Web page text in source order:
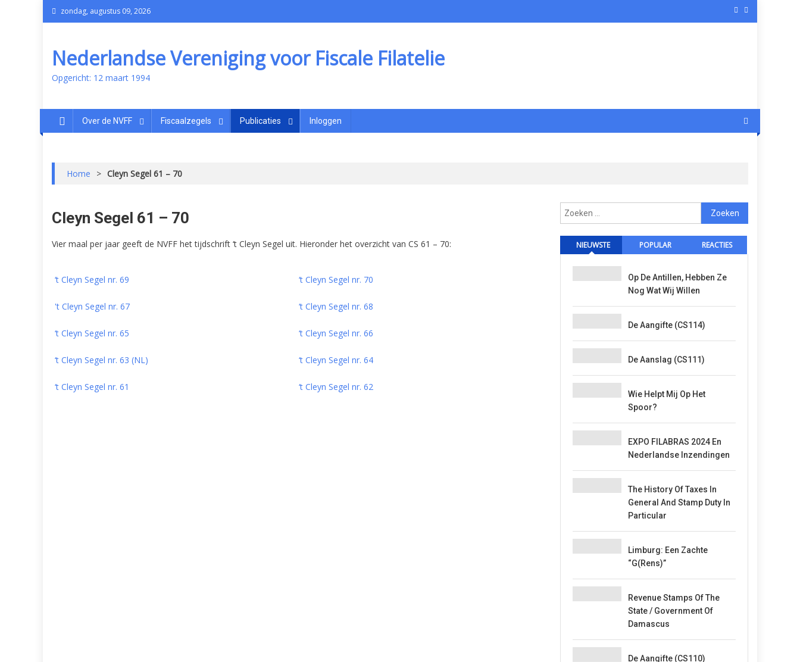
zondag, augustus 09, 2026
Nederlandse Vereniging voor Fiscale Filatelie
Opgericht: 12 maart 1994
Over de NVFF Fiscaalzegels Publicaties Inloggen
Home > Cleyn Segel 61 – 70
Cleyn Segel 61 – 70
Vier maal per jaar geeft de NVFF het tijdschrift ‘t Cleyn Segel uit. Hieronder het overzicht van CS 61 – 70:
‘t Cleyn Segel nr. 69 ‘t Cleyn Segel nr. 70
't Cleyn Segel nr. 67 ‘t Cleyn Segel nr. 68
‘t Cleyn Segel nr. 65 ‘t Cleyn Segel nr. 66
‘t Cleyn Segel nr. 63 (NL) ‘t Cleyn Segel nr. 64
‘t Cleyn Segel nr. 61 ‘t Cleyn Segel nr. 62
Zoeken
naar:
NIEUWSTE POPULAR REACTIES
Op De Antillen, Hebben Ze
Nog Wat Wij Willen
De Aangifte (CS114)
De Aanslag (CS111)
Wie Helpt Mij Op Het
Spoor?
EXPO FILABRAS 2024 En
Nederlandse Inzendingen
The History Of Taxes In
General And Stamp Duty In
Particular
Limburg: Een Zachte
“G(rens)”
Revenue Stamps Of The
State / Government Of
Damascus
De Aangifte (CS110)